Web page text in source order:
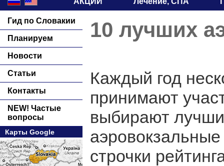
Гид по Словакии
Планируем
Новости
Статьи
Контакты
NEW! Частые
вопросы
Карты Google
10 лучших
Каждый год
принимают
выбирают
строчки